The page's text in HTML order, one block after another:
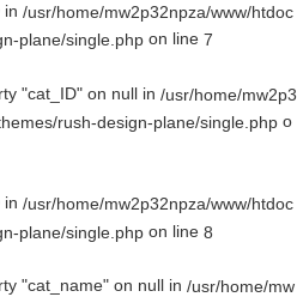
in /usr/home/mw2p32npza/www/htdoc
plane/single.php on line 7
"cat_ID" on null in /usr/home/mw2p3
rush-design-plane/single.php o
in /usr/home/mw2p32npza/www/htdoc
plane/single.php on line 8
"cat_name" on null in /usr/home/mw